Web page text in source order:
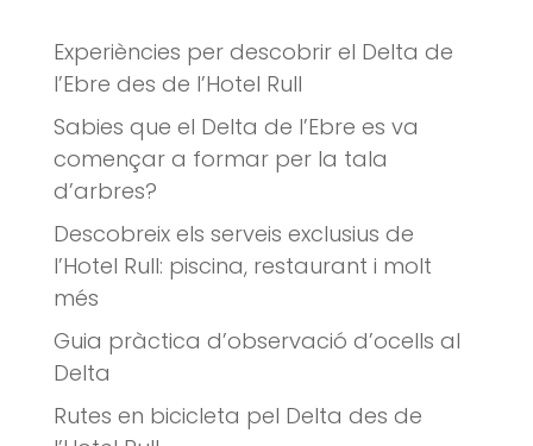
Experiències per descobrir el Delta de
l’Ebre des de l’Hotel Rull
Sabies que el Delta de l’Ebre es va
començar a formar per la tala
d’arbres?
Descobreix els serveis exclusius de
l’Hotel Rull: piscina, restaurant i molt
més
Guia pràctica d’observació d’ocells al
Delta
Rutes en bicicleta pel Delta des de